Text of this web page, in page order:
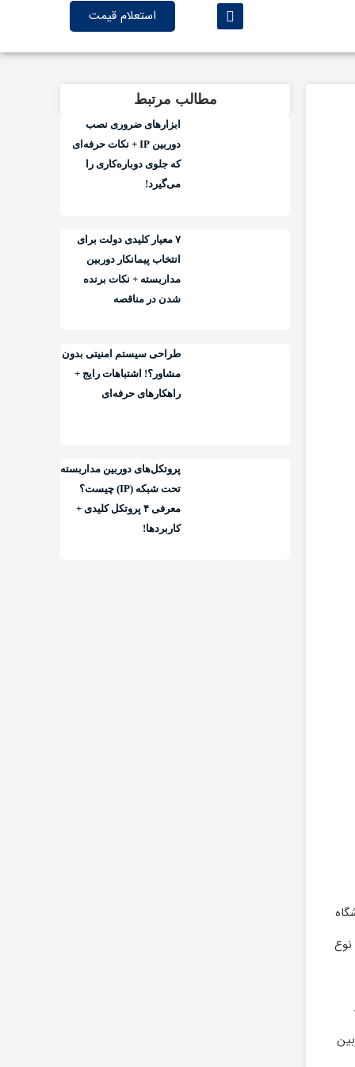
استعلام قیمت
مطالب مرتبط
ابزارهای ضروری نصب
دوربین IP + نکات حرفه‌ای
که جلوی دوباره‌کاری را
می‌گیرد!
۷ معیار کلیدی دولت برای
انتخاب پیمانکار دوربین
مداربسته + نکات برنده
شدن در مناقصه
طراحی سیستم امنیتی بدون
مشاور؟! اشتباهات رایج +
راهکارهای حرفه‌ای
پروتکل‌های دوربین مداربسته
تحت شبکه (IP) چیست؟
معرفی ۴ پروتکل کلیدی +
کاربردها!